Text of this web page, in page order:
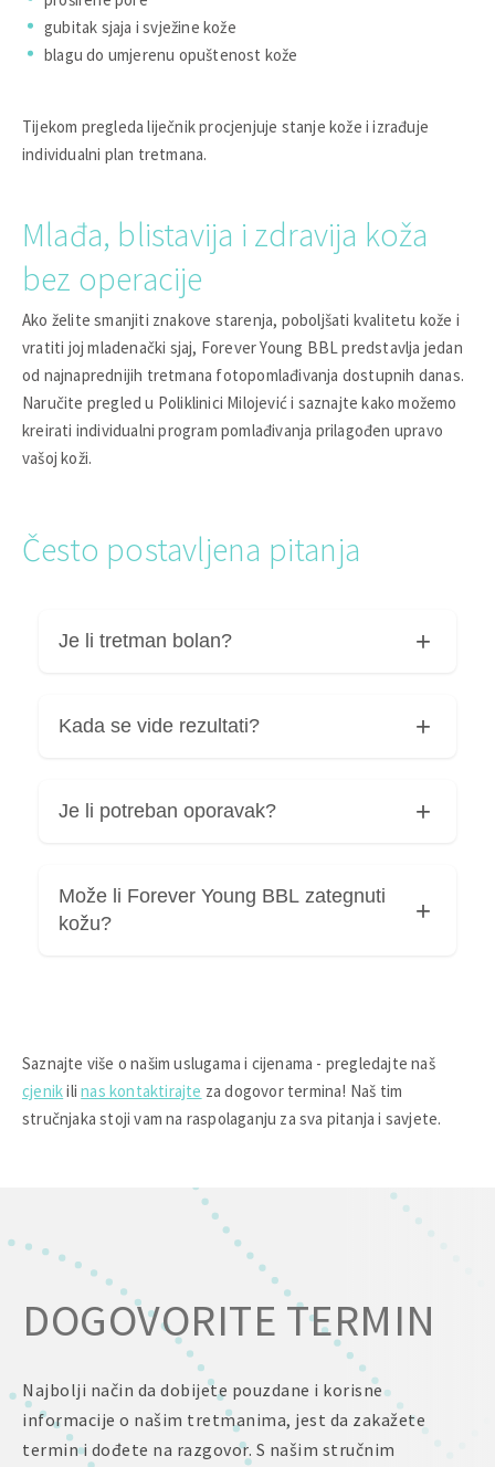
gubitak sjaja i svježine kože
blagu do umjerenu opuštenost kože
Tijekom pregleda liječnik procjenjuje stanje kože i izrađuje
individualni plan tretmana.
Mlađa, blistavija i zdravija koža
bez operacije
Ako želite smanjiti znakove starenja, poboljšati kvalitetu kože i
vratiti joj mladenački sjaj, Forever Young BBL predstavlja jedan
od najnaprednijih tretmana fotopomlađivanja dostupnih danas.
Naručite pregled u Poliklinici Milojević i saznajte kako možemo
kreirati individualni program pomlađivanja prilagođen upravo
vašoj koži.
Često postavljena pitanja
Je li tretman bolan?
većina pacijenata tretman opisuje kao vrlo
Kada se vide rezultati?
unutar nekoliko dana, dok se poboljšanje tonusa
Je li potreban oporavak?
U većini slučajeva nije potreban oporavak te se
odmah možete vratiti svakodnevnim
aktivnostima.
Može li Forever Young BBL zategnuti
kožu?
opuštenosti.
Saznajte više o našim uslugama i cijenama - pregledajte naš
cjenikilinas kontaktirajte za dogovor termina! Naš tim
stručnjaka stoji vam na raspolaganju za sva pitanja i savjete.
DOGOVORITE TERMIN
Najbolji način da dobijete pouzdane i korisne
informacije o našim tretmanima, jest da zakažete
termin i dođete na razgovor. S našim stručnim